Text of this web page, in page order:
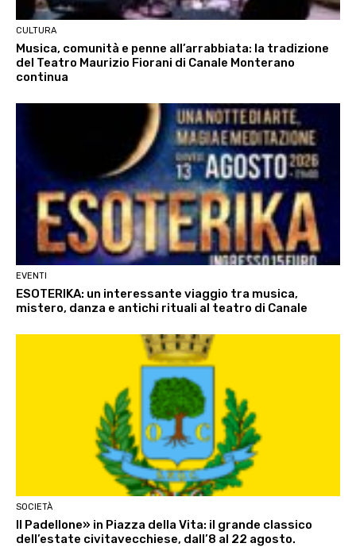
CULTURA
Musica, comunità e penne all’arrabbiata: la tradizione
del Teatro Maurizio Fiorani di Canale Monterano
continua
EVENTI
ESOTERIKA: un interessante viaggio tra musica,
mistero, danza e antichi rituali al teatro di Canale
SOCIETÀ
Il Padellone» in Piazza della Vita: il grande classico
dell’estate civitavecchiese, dall’8 al 22 agosto.